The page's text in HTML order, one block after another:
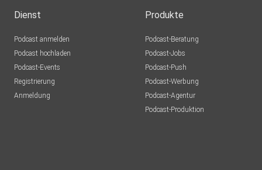
Dienst
Podcast anmelden
Podcast hochladen
Podcast-Events
Registrierung
Anmeldung
Produkte
Podcast-Beratung
Podcast-Jobs
Podcast-Push
Podcast-Werbung
Podcast-Agentur
Podcast-Produktion